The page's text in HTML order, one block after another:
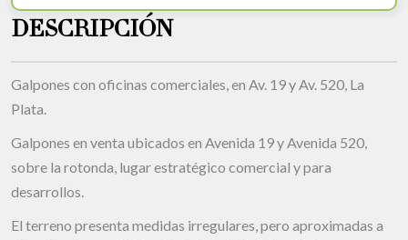
DESCRIPCIÓN
Galpones con oficinas comerciales, en Av. 19 y Av. 520, La
Plata.
Galpones en venta ubicados en Avenida 19 y Avenida 520,
sobre la rotonda, lugar estratégico comercial y para
desarrollos.
El terreno presenta medidas irregulares, pero aproximadas a